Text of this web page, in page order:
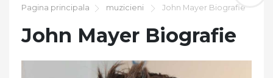
Pagina principala muzicieni John Mayer Biografie
John Mayer Biografie